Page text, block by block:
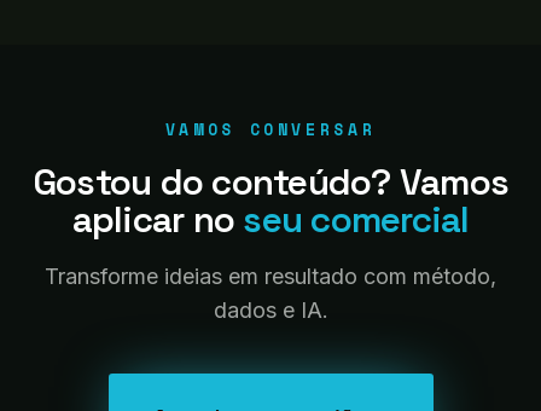
VAMOS CONVERSAR
Gostou do conteúdo? Vamos
aplicar no seu comercial
Transforme ideias em resultado com método,
dados e IA.